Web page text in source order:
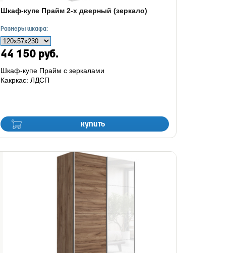
Шкаф-купе Прайм 2-х дверный (зеркало)
Размеры шкафа:
44 150 руб.
купить
Шкаф-купе Прайм с зеркалами
Какркас: ЛДСП